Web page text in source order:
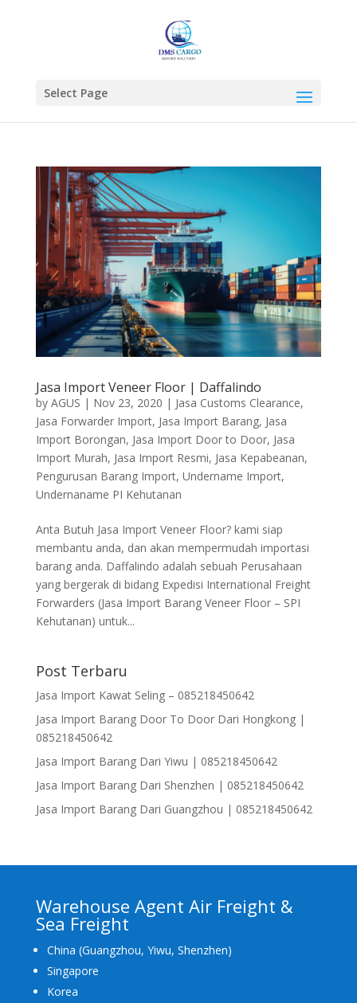
Select Page
Jasa Import Veneer Floor | Daffalindo
by AGUS | Nov 23, 2020 | Jasa Customs Clearance,
Jasa Forwarder Import, Jasa Import Barang, Jasa
Import Borongan, Jasa Import Door to Door, Jasa
Import Murah, Jasa Import Resmi, Jasa Kepabeanan,
Pengurusan Barang Import, Undername Import,
Undernaname PI Kehutanan
Anta Butuh Jasa Import Veneer Floor? kami siap
membantu anda, dan akan mempermudah importasi
barang anda. Daffalindo adalah sebuah Perusahaan
yang bergerak di bidang Expedisi International Freight
Forwarders (Jasa Import Barang Veneer Floor – SPI
Kehutanan) untuk...
Post Terbaru
Jasa Import Kawat Seling – 085218450642
Jasa Import Barang Door To Door Dari Hongkong |
085218450642
Jasa Import Barang Dari Yiwu | 085218450642
Jasa Import Barang Dari Shenzhen | 085218450642
Jasa Import Barang Dari Guangzhou | 085218450642
Warehouse Agent Air Freight &
Sea Freight
China (Guangzhou, Yiwu, Shenzhen)
Singapore
Korea